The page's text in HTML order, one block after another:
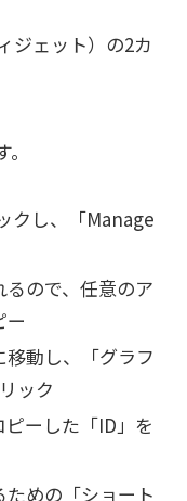
ジェット）の2カ
クし、「Manage
ので、任意のア
ー
動し、「グラフ
ック
ーした「ID」を
めの「ショート